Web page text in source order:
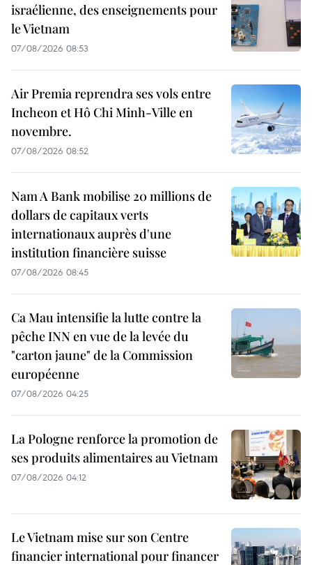
israélienne, des enseignements pour
le Vietnam
07/08/2026 08:53
Air Premia reprendra ses vols entre
Incheon et Hô Chi Minh-Ville en
novembre.
07/08/2026 08:52
Nam A Bank mobilise 20 millions de
dollars de capitaux verts
internationaux auprès d'une
institution financière suisse
07/08/2026 08:45
Ca Mau intensifie la lutte contre la
pêche INN en vue de la levée du
"carton jaune" de la Commission
européenne
07/08/2026 04:25
La Pologne renforce la promotion de
ses produits alimentaires au Vietnam
07/08/2026 04:12
Le Vietnam mise sur son Centre
financier international pour financer